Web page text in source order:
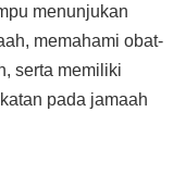
menunjukan
memahami obat-
serta memiliki
pada jamaah